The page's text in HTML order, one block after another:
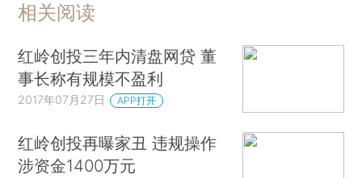
相关阅读
红岭创投三年内清盘网贷 董
事长称有规模不盈利
2017年07月27日 APP打开
红岭创投再曝家丑 违规操作
涉资金1400万元